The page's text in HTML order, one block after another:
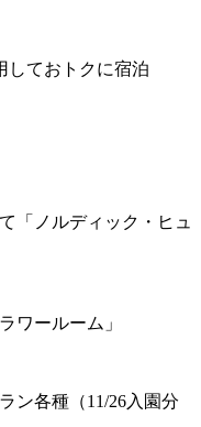
しておトクに宿泊
「ノルディック・ヒュ
ワールーム」
ン各種（11/26入園分